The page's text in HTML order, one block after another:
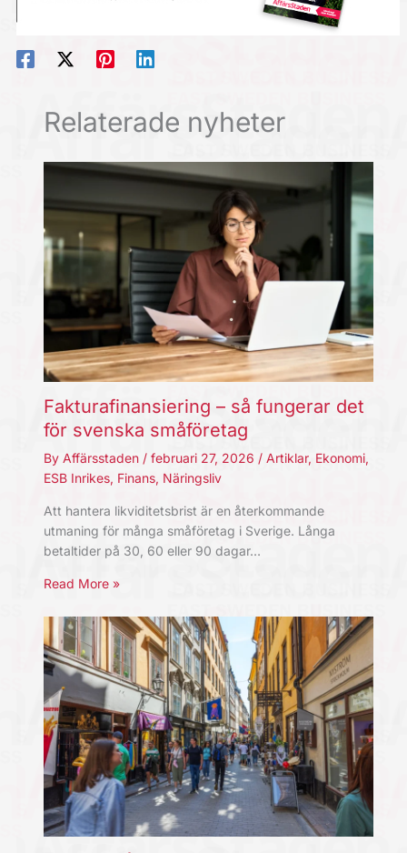
Relaterade nyheter
Fakturafinansiering – så fungerar det
för svenska småföretag
By Affärsstaden / februari 27, 2026 / Artiklar, Ekonomi,
ESB Inrikes, Finans, Näringsliv
Att hantera likviditetsbrist är en återkommande
utmaning för många småföretag i Sverige. Långa
betaltider på 30, 60 eller 90 dagar…
Read More »